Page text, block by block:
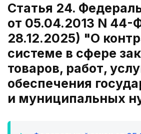
Статья 24.
от 05.04.2013 N 44-
28.12.2025) "О
системе в сфере
товаров, работ,
обеспечения
и муниципальных